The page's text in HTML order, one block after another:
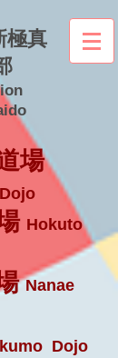
極真
場
Hokuto
Nanae
Dojo